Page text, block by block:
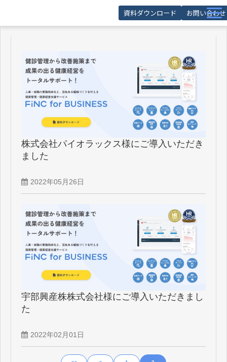
資料ダウンロード お問い合わせ
お役立ち資料
株式会社パイオラックス様にご導入いただき
ました
2022年05月26日
宇部興産株株式会社様にご導入いただきまし
た
2022年02月01日